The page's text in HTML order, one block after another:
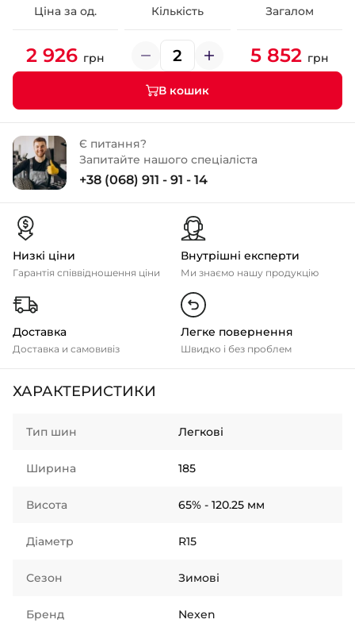
Ціна за од. Кількість Загалом
2 926 грн 5 852 грн
В кошик
Є питання?
Запитайте нашого спеціаліста
+38 (068) 911 - 91 - 14
Низкі ціни
Гарантія співвідношення ціни
Внутрішні експерти
Ми знаємо нашу продукцію
Доставка
Доставка и самовивіз
Легке повернення
Швидко і без проблем
ХАРАКТЕРИСТИКИ
Тип шин Легкові
Ширина 185
Висота 65% - 120.25 мм
Діаметр R15
Сезон Зимові
Бренд Nexen